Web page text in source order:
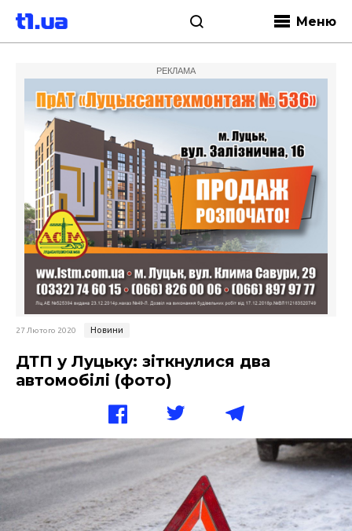
Меню
РЕКЛАМА
27 Лютого 2020 Новини
ДТП у Луцьку: зіткнулися два
автомобілі (фото)